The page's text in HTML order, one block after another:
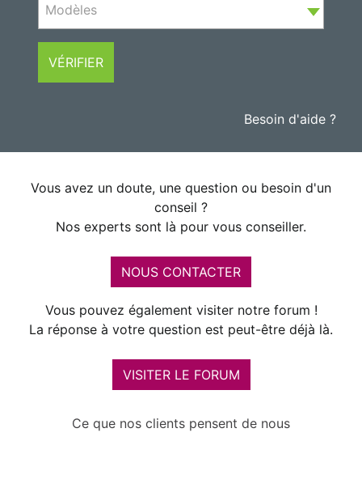
Modèles
VÉRIFIER
Besoin d'aide ?
Vous avez un doute, une question ou besoin d'un
conseil ?
Nos experts sont là pour vous conseiller.
NOUS CONTACTER
Vous pouvez également visiter notre forum !
La réponse à votre question est peut-être déjà là.
VISITER LE FORUM
Ce que nos clients pensent de nous